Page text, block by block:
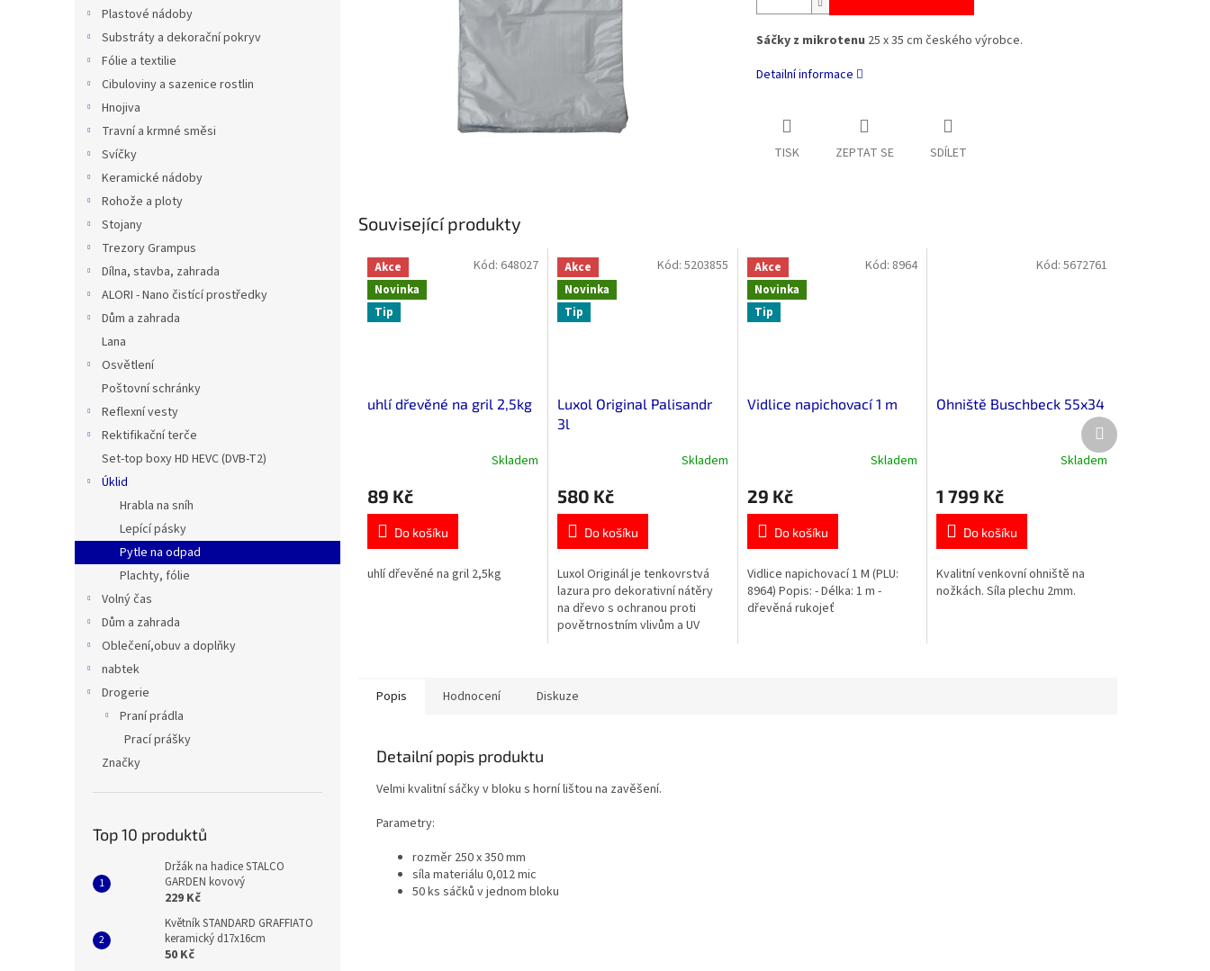
Plastové nádoby
Substráty a dekorační pokryv
Fólie a textilie
Cibuloviny a sazenice rostlin
Hnojiva
Travní a krmné směsi
Svíčky
Keramické nádoby
Rohože a ploty
Stojany
Trezory Grampus
Dílna, stavba, zahrada
ALORI - Nano čistící prostředky
Dům a zahrada
Lana
Osvětlení
Poštovní schránky
Reflexní vesty
Rektifikační terče
Set-top boxy HD HEVC (DVB-T2)
Úklid
Hrabla na sníh
Lepící pásky
Pytle na odpad
Plachty, fólie
Volný čas
Dům a zahrada
Oblečení,obuv a doplňky
nabtek
Drogerie
Praní prádla
Prací prášky
Značky
Top 10 produktů
Držák na hadice STALCO
GARDEN kovový
229 Kč
Květník STANDARD GRAFFIATO
keramický d17x16cm
50 Kč
Sáčky z mikrotenu 25 x 35 cm českého výrobce.
Detailní informace
TISK ZEPTAT SE SDÍLET
Související produkty
Akce
Novinka
Tip
uhlí dřevěné na gril 2,5kg
produktu
je
5,0
z
hvězdiček.
Skladem
89 Kč
Do košíku
uhlí dřevěné na gril 2,5kg
Kód: 648027
Akce
Novinka
Tip
Luxol Original Palisandr
3l
produktu
je
0,0
z
5
hvězdiček.
Skladem
580 Kč
Do košíku
Luxol Originál je tenkovrstvá
lazura pro dekorativní nátěry
na dřevo s ochranou proti
povětrnostním vlivům a UV
Kód: 5203855
Akce
Novinka
Tip
Vidlice napichovací 1 m
Skladem
29 Kč
Do košíku
Vidlice napichovací 1 M (PLU:
8964) Popis: - Délka: 1 m -
dřevěná rukojeť
Kód: 8964
Ohniště Buschbeck 55x34
Skladem
1 799 Kč
Do košíku
Kvalitní venkovní ohniště na
nožkách. Síla plechu 2mm.
Kód: 5672761
Další
produkt
Popis Hodnocení Diskuze
Detailní popis produktu
Velmi kvalitní sáčky v bloku s horní lištou na zavěšení.
Parametry:
rozměr 250 x 350 mm
síla materiálu 0,012 mic
50 ks sáčků v jednom bloku